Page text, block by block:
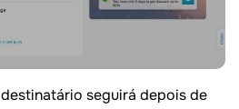
seguirá depois de